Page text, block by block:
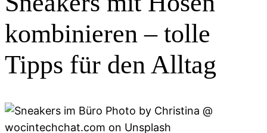
kombinieren – tolle
Tipps für den Alltag